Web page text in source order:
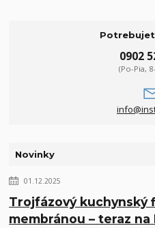
0902
(Po-Pia,
Novinky
01.12.2025
Trojfázový kuchynský
membránou – teraz na